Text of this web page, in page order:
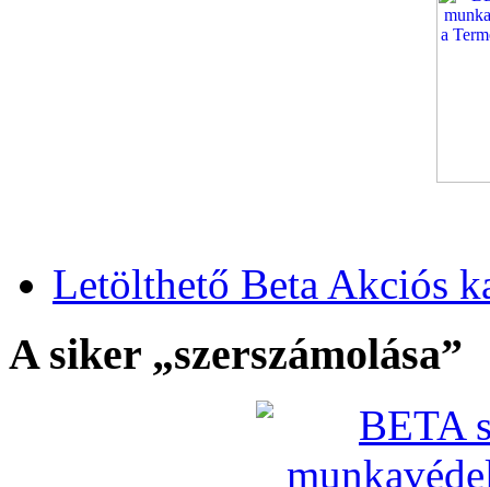
Letölthető Beta Akciós
A siker „szerszámolása”